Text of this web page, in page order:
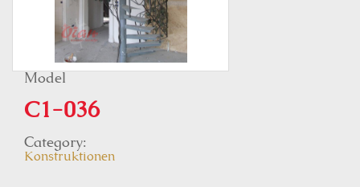
Model
C1-036
Category:
Konstruktionen